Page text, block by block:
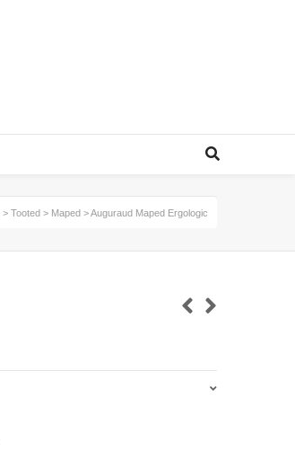
> Tooted > Maped >Auguraud Maped Ergologic